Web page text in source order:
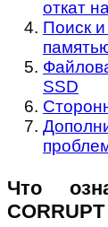
откат
Поиск
SSD
Что
CORRUPT